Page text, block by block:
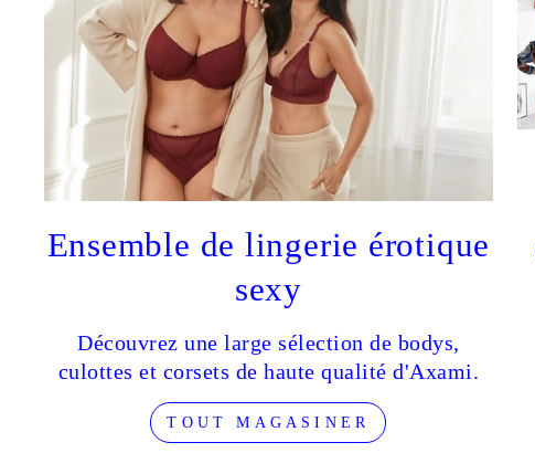
Ensemble de lingerie érotique
sexy
Découvrez une large sélection de bodys,
culottes et corsets de haute qualité d'Axami.
TOUT MAGASINER